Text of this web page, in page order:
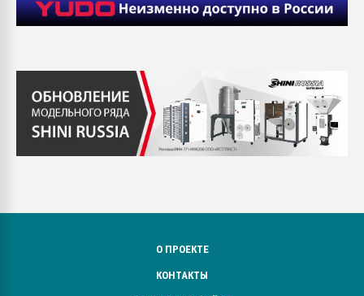
О ПРОЕКТЕ
КОНТАКТЫ